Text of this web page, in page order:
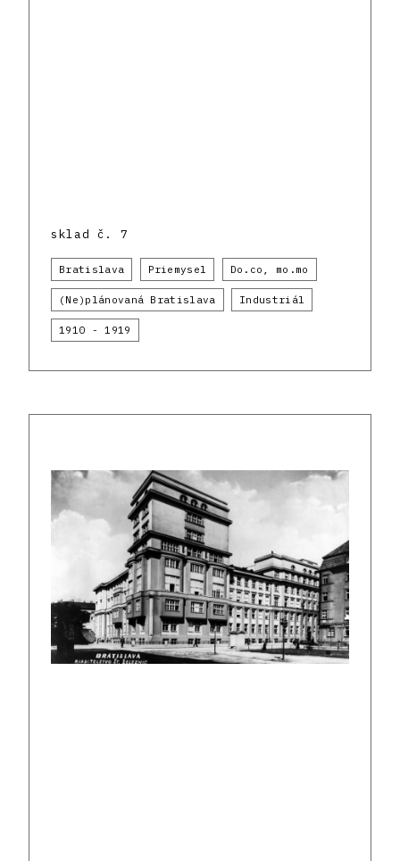
sklad č. 7
Bratislava Priemysel Do.co, mo.mo
(Ne)plánovaná Bratislava Industriál
1910 - 1919